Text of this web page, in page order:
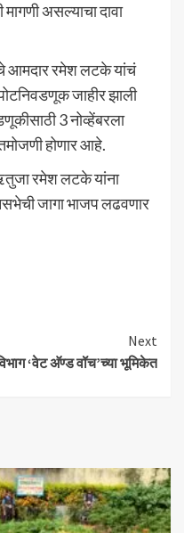
मागणी असल्याचा दावा
आमदार रमेश लटके यांचं
जाहीर झाली
3 नोव्हेंबरला
होणार आहे.
रमेश लटके यांना
जागा भाजप लढवणार
Next
‘वेट अ‍ॅण्ड वॉच’च्या भूमिकेत